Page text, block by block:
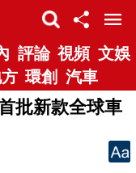
評論 視頻 文娛
環創 汽車
批新款全球車